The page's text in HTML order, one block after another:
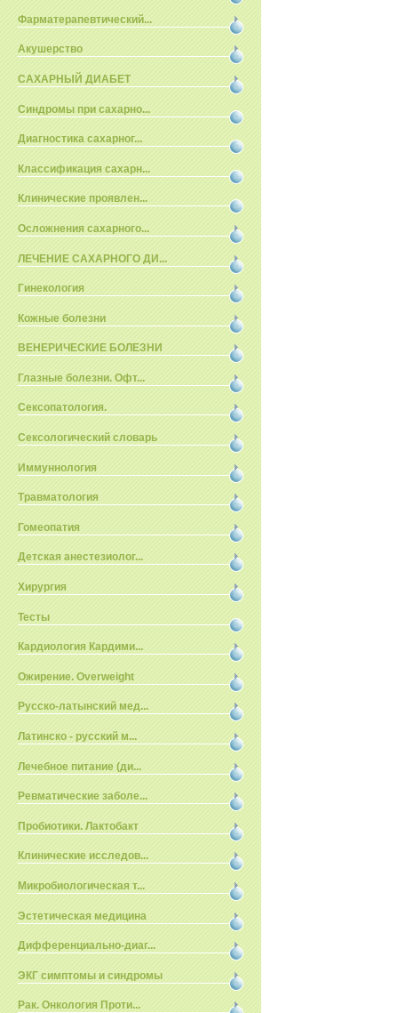
Фарматерапевтический...
Акушерство
САХАРНЫЙ ДИАБЕТ
Синдромы при сахарно...
Диагностика сахарног...
Классификация сахарн...
Клинические проявлен...
Осложнения сахарного...
ЛЕЧЕНИЕ САХАРНОГО ДИ...
Гинекология
Кожные болезни
ВЕНЕРИЧЕСКИЕ БОЛЕЗНИ
Глазные болезни. Офт...
Сексопатология.
Сексологический словарь
Иммуннология
Травматология
Гомеопатия
Детская анестезиолог...
Хирургия
Тесты
Кардиология Кардими...
Ожирение. Overweight
Русско-латынский мед...
Латинско - русский м...
Лечебное питание (ди...
Ревматические заболе...
Пробиотики. Лактобакт
Клинические исследов...
Микробиологическая т...
Эстетическая медицина
Дифференциально-диаг...
ЭКГ симптомы и синдромы
Рак. Онкология Проти...